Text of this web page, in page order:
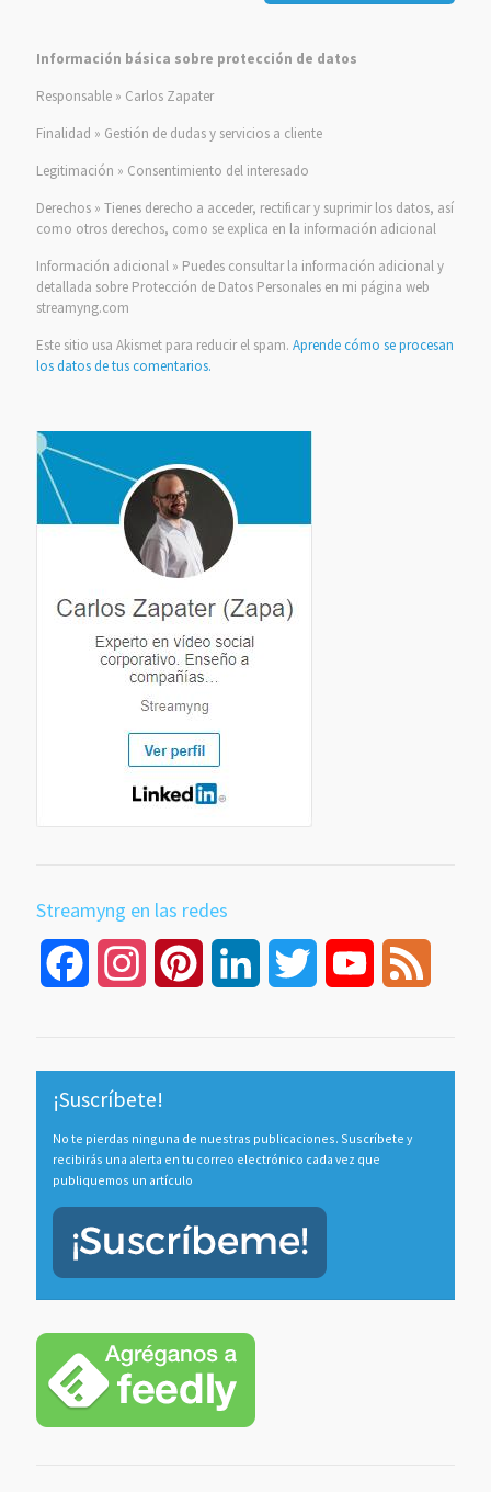
Información básica sobre protección de datos
Responsable » Carlos Zapater
Finalidad » Gestión de dudas y servicios a cliente
Legitimación » Consentimiento del interesado
Derechos » Tienes derecho a acceder, rectificar y suprimir los datos, así
como otros derechos, como se explica en la información adicional
Información adicional » Puedes consultar la información adicional y
detallada sobre Protección de Datos Personales en mi página web
streamyng.com
Este sitio usa Akismet para reducir el spam. Aprende cómo se procesan
los datos de tus comentarios.
Streamyng en las redes
Facebook InstagramPinterest LinkedIn Twitter YouTube
¡Suscríbete!
No te pierdas ninguna de nuestras publicaciones. Suscríbete y
recibirás una alerta en tu correo electrónico cada vez que
publiquemos un artículo